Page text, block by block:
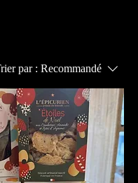
par : Recommandé